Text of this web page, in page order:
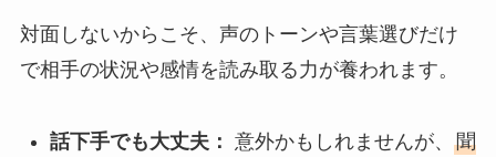
対面しないからこそ、声のトーンや言葉選びだけ
で相手の状況や感情を読み取る力が養われます。
話下手でも大丈夫： 意外かもしれませんが、 聞